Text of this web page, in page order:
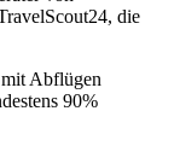
die
Abflügen
90%